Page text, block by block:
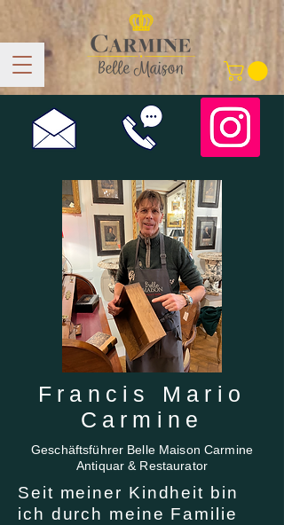
Francis Mario
Carmine
Geschäftsführer Belle Maison Carmine
Antiquar & Restaurator
Seit meiner Kindheit bin
ich durch meine Familie